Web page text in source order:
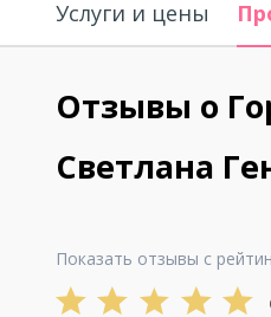
Услуги и цены
Отзывы о
Светлана
Показать отзывы с